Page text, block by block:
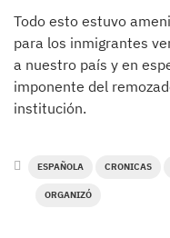
Todo esto estuvo
para los inmigrantes
a nuestro país y en
imponente del
institución.
ESPAÑOLA CRONICAS
ORGANIZÓ